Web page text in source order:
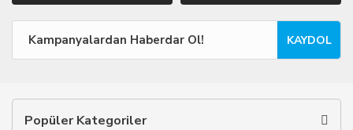
KAYDOL
Popüler Kategoriler